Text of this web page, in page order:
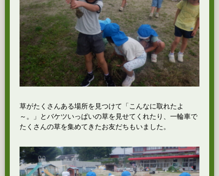
草がたくさんある場所を見つけて「こんなに取れたよ
～。」とバケツいっぱいの草を見せてくれたり、一輪車で
たくさんの草を集めてきたお友だちもいました。